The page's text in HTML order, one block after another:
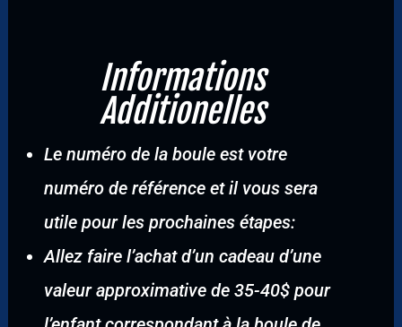
Informations
Additionelles
Le numéro de la boule est votre
numéro de référence et il vous sera
utile pour les prochaines étapes:
Allez faire l’achat d’un cadeau d’une
valeur approximative de 35-40$ pour